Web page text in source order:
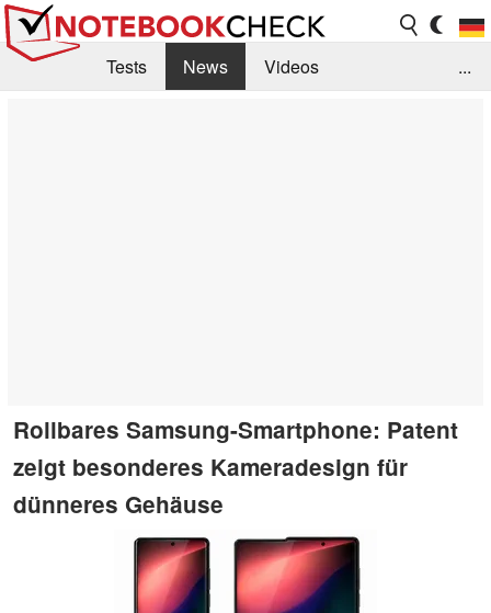
Tests News
Videos
...
Rollbares Samsung-Smartphone: Patent
zeigt besonderes Kameradesign für
dünneres Gehäuse